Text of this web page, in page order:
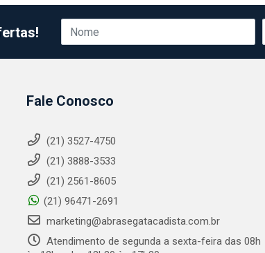
Fale Conosco
(21) 3527-4750
(21) 3888-3533
(21) 2561-8605
(21) 96471-2691
marketing@abrasegatacadista.com.br
Atendimento de segunda a sexta-feira das 08h